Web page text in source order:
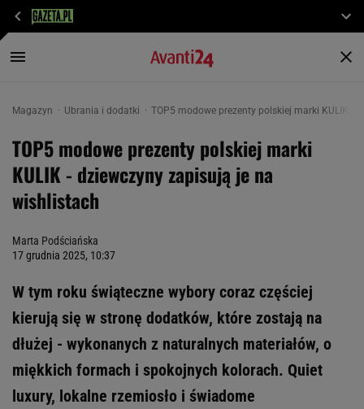
Magazyn Ubrania i dodatki TOP5 modowe prezenty polskiej marki KULIK -
TOP5 modowe prezenty polskiej marki
KULIK - dziewczyny zapisują je na
wishlistach
Marta Podściańska
17 grudnia 2025, 10:37
W tym roku świąteczne wybory coraz częściej
kierują się w stronę dodatków, które zostają na
dłużej - wykonanych z naturalnych materiałów, o
miękkich formach i spokojnych kolorach. Quiet
luxury, lokalne rzemiosło i świadome